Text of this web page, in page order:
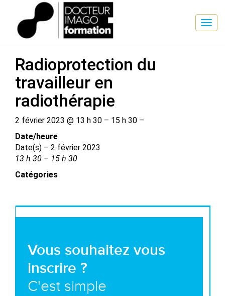
SESSION DE FORMATION
Radioprotection du
travailleur en
radiothérapie
2 février 2023 @ 13 h 30 – 15 h 30 –
Date/​heure
Date(s) – 2 février 2023
13 h 30 – 15 h 30
Catégories
Vous souhaitez vous
inscrire ?
C'est simple